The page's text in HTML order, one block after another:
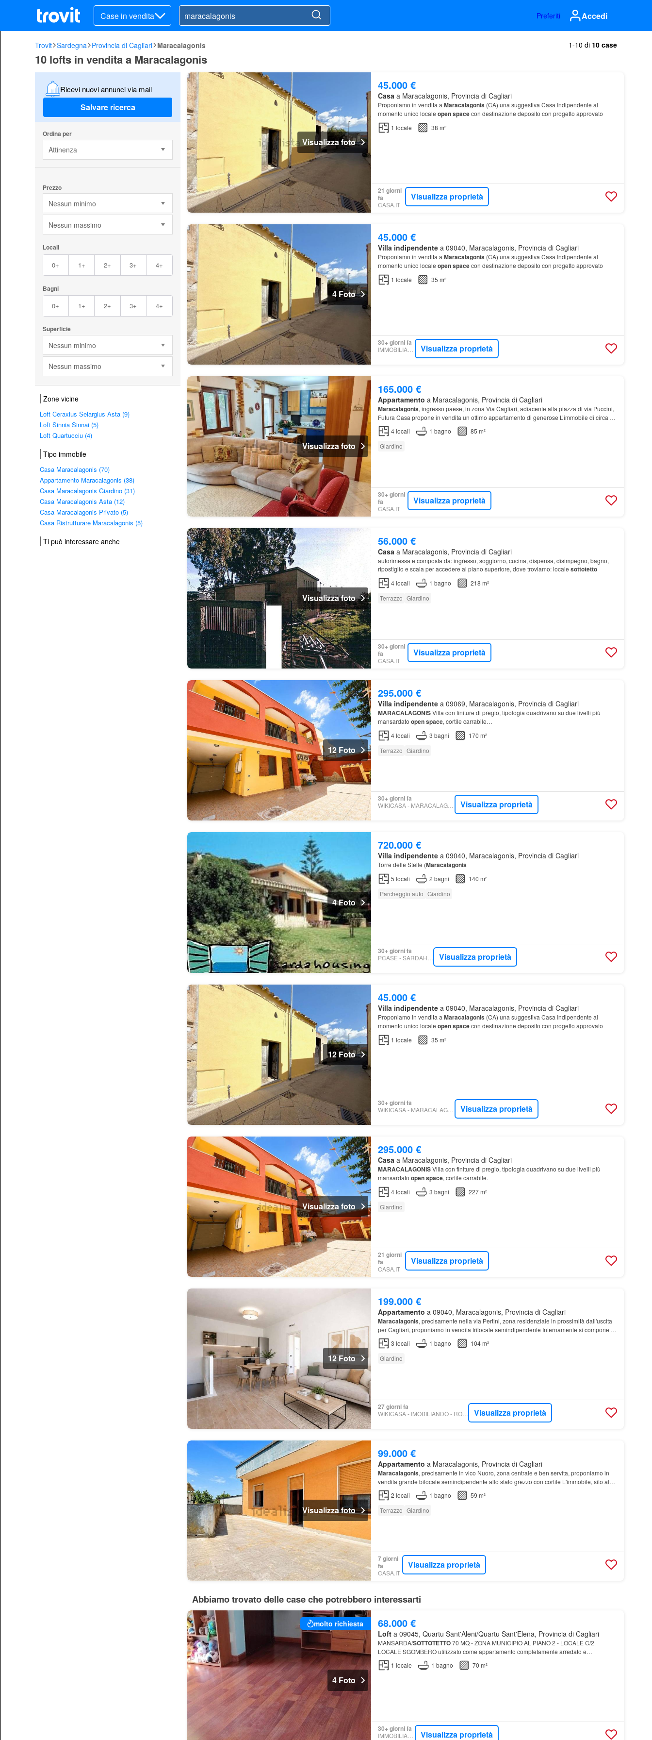
Case in vendita Preferiti Accedi
Trovit Sardegna Provincia di Cagliari Maracalagonis 1-10 di 10 case
10 lofts in vendita a Maracalagonis
Ricevi nuovi annunci via mail
Salvare ricerca
Ordina per
Attinenza
Prezzo
Nessun minimo
Nessun massimo
Locali
0+ 1+ 2+ 3+ 4+
Bagni
0+ 1+ 2+ 3+ 4+
Superficie
Nessun minimo
Nessun massimo
Zone vicine
Loft Ceraxius Selargius Asta (9)
Loft Sinnia Sinnai (5)
Loft Quartucciu (4)
Tipo immobile
Casa Maracalagonis (70)
Appartamento Maracalagonis (38)
Casa Maracalagonis Giardino (31)
Casa Maracalagonis Asta (12)
Casa Maracalagonis Privato (5)
Casa Ristrutturare Maracalagonis (5)
Ti può interessare anche
Visualizza foto
45.000 €
Casaa Maracalagonis, Provincia di Cagliari
Proponiamo in vendita a Maracalagonis (CA) una suggestiva Casa Indipendente al
momento unico locale open spacecon destinazione deposito con progetto approvato
1 locale 38 m²
21 giorni
fa
CASA.IT
Visualizza proprietà
4 Foto
45.000 €
Villa indipendentea 09040, Maracalagonis, Provincia di Cagliari
Proponiamo in vendita a Maracalagonis (CA) una suggestiva Casa Indipendente al
momento unico locale open spacecon destinazione deposito con progetto approvato
1 locale 35 m²
30+ giorni fa
IMMOBILIARE.IT Visualizza proprietà
Visualizza foto
165.000 €
Appartamento a Maracalagonis, Provincia di Cagliari
Maracalagonis, ingresso paese, in zona Via Cagliari, adiacente alla piazza di via Puccini,
Futura Casa propone in vendita un ottimo appartamento di generose L’immobile di circa 85
mq è composto da un ampio e luminoso soggiorn…
4locali 1 bagno
85 m²
Giardino
30+ giorni
fa
CASA.IT
Visualizza proprietà
Visualizza foto
56.000 €
Casa a Maracalagonis, Provincia di Cagliari
autorimessa e composta da: ingresso, soggiorno, cucina, dispensa, disimpegno, bagno,
ripostiglio e scala per accedere al piano superiore, dove troviamo: locale sottotetto
4locali 1 bagno
218 m²
Terrazzo Giardino
30+ giorni
fa
CASA.IT
Visualizza proprietà
12 Foto
295.000 €
Villa indipendentea 09069, Maracalagonis, Provincia di Cagliari
MARACALAGONISVilla con finiture di pregio, tipologia quadrivano su due livelli più
mansardato open space, cortile carrabile…
4locali 3 bagni
170 m²
Terrazzo Giardino
30+ giorni fa
WIKICASA - MARACALAGONIS - GABETTI Visualizza proprietà
4 Foto
720.000 €
Villa indipendentea 09040, Maracalagonis, Provincia di Cagliari
Torre delle Stelle (Maracalagonis
5 locali 2 bagni
140 m²
Parcheggio auto Giardino
30+ giorni fa
Visualizza proprietà
12 Foto
45.000 €
Villa indipendentea 09040, Maracalagonis, Provincia di Cagliari
Proponiamo in vendita a Maracalagonis (CA) una suggestiva Casa Indipendente al
momento unico locale open spacecon destinazione deposito con progetto approvato
1 locale 35 m²
30+ giorni fa
WIKICASA - MARACALAGONIS - GABETTI Visualizza proprietà
Visualizza foto
295.000 €
Casa a Maracalagonis, Provincia di Cagliari
MARACALAGONISVilla con finiture di pregio, tipologia quadrivano su due livelli più
mansardato open space, cortile carrabile.
4locali 3 bagni
227 m²
Giardino
21 giorni
fa
CASA.IT
Visualizza proprietà
12 Foto
199.000 €
Appartamento a 09040, Maracalagonis, Provincia di Cagliari
Maracalagonis, precisamente nella via Pertini, zona residenziale in prossimità dall'uscita
per Cagliari, proponiamo in vendita trilocale semindipendente Internamente si compone di
luminosa zona giorno
open space
3 locali 1 bagno
104 m²
Giardino
27 giorni fa
WIKICASA - IMOBILIANDO - ROSSOBLU IMMOBILIARE SRL Visualizza proprietà
Visualizza foto
99.000 €
Appartamento a Maracalagonis, Provincia di Cagliari
Maracalagonis, precisamente in vico Nuoro, zona centrale e ben servita, proponiamo in
vendita grande bilocale semindipendente allo stato grezzo con cortile L'immobile, sito al
piano primo di uno stabile di poche unità, a…
2 locali 1 bagno
59 m²
Terrazzo Giardino
7 giorni
fa
CASA.IT
Visualizza proprietà
Abbiamo trovato delle case che potrebbero interessarti
molto richiesta
4 Foto
68.000 €
Lofta 09045, Quartu Sant'Aleni/Quartu Sant'Elena, Provincia di Cagliari
MANSARDA/SOTTOTETTO70 MQ - ZONA MUNICIPIO AL PIANO 2 - LOCALE C/2
LOCALE SGOMBERO utilizzato come appartamento completamente arredato e
climatizzato in
1 locale 1 bagno 70 m²
30+ giorni fa
IMMOBILIARE.IT Visualizza proprietà